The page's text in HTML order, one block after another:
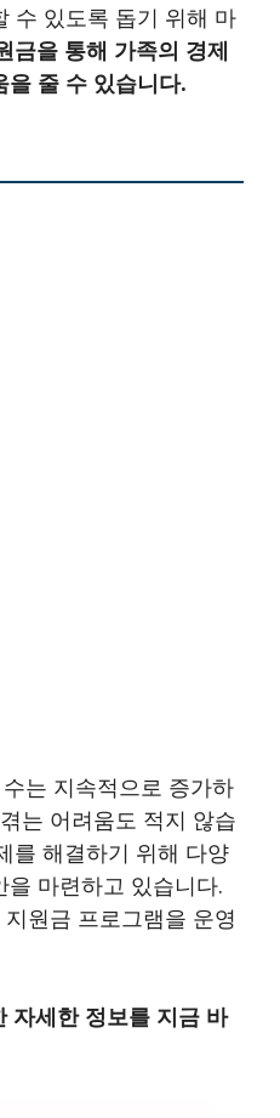
수 있도록 돕기 위해 마
금을 통해 가족의 경제
을 줄 수 있습니다.
는 지속적으로 증가하
는 어려움도 적지 않습
를 해결하기 위해 다양
마련하고 있습니다.
원금 프로그램을 운영
자세한 정보를 지금 바